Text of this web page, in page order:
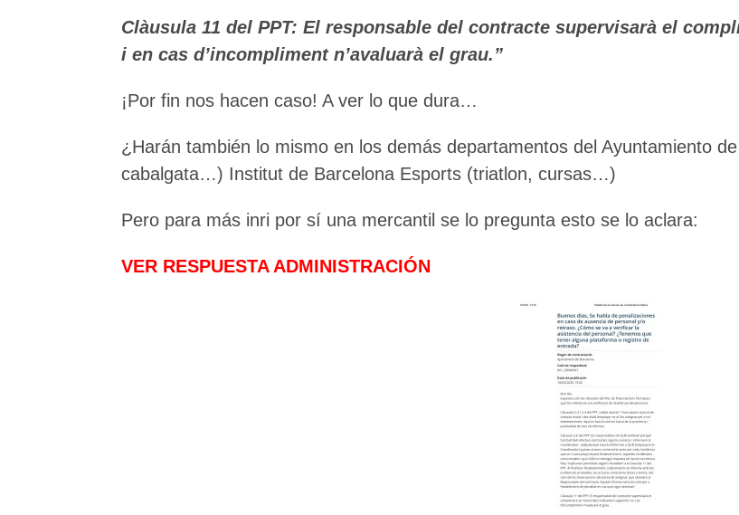
Clàusula 11 del PPT: El responsable del contracte supervisarà el
i en cas d’incompliment n’avaluarà el grau.”
¡Por fin nos hacen caso! A ver lo que dura…
¿Harán también lo mismo en los demás departamentos del Ayuntamiento
cabalgata…) Institut de Barcelona Esports (triatlon, cursas…)
Pero para más inri por sí una mercantil se lo pregunta esto se lo aclara:
VER RESPUESTA ADMINISTRACIÓN
🔄 Menú
ℹ️ Consulta General a Sede (Email)
⚖️ Dpto. Jurídico y Abogados (Email)
📄 Herramienta: Generador Plantillas
✊ Trámite: Afiliarse al Sindicato
📍 Info: Horarios y Contacto Sede